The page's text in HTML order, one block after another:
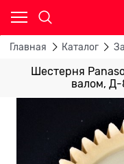
Главная Каталог
Шестерня
валом,